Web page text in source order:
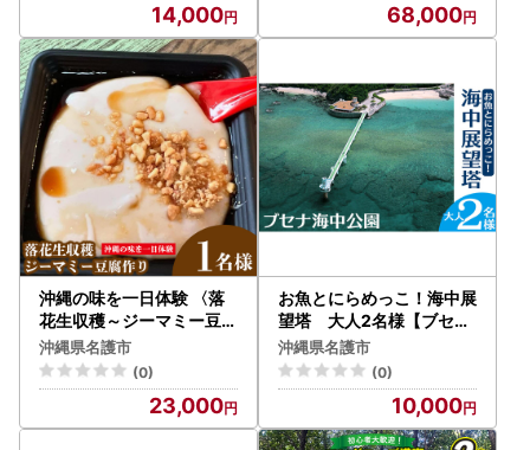
14,000 68,000
沖縄の味を一日体験 〈落
花生収穫～ジーマミー豆腐
作り〉1名様
沖縄県名護市
(0)
23,000
お魚とにらめっこ！海中展
望塔 大人2名様【ブセナ
海中公園】
沖縄県名護市
(0)
10,000